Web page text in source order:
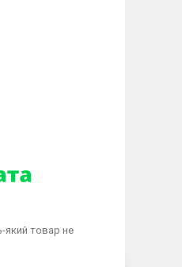
який товар не